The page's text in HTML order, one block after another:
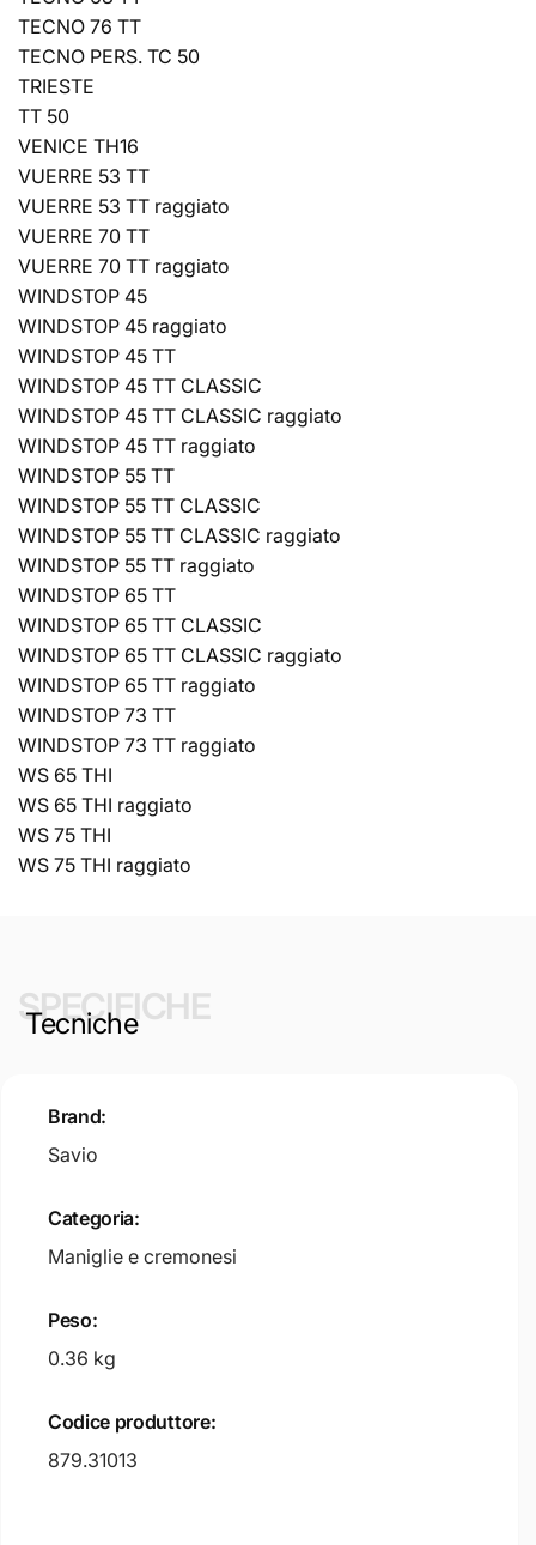
TECNO 76 TT
TECNO PERS. TC 50
TRIESTE
TT 50
VENICE TH16
VUERRE 53 TT
VUERRE 53 TT raggiato
VUERRE 70 TT
VUERRE 70 TT raggiato
WINDSTOP 45
WINDSTOP 45 raggiato
WINDSTOP 45 TT
WINDSTOP 45 TT CLASSIC
WINDSTOP 45 TT CLASSIC raggiato
WINDSTOP 45 TT raggiato
WINDSTOP 55 TT
WINDSTOP 55 TT CLASSIC
WINDSTOP 55 TT CLASSIC raggiato
WINDSTOP 55 TT raggiato
WINDSTOP 65 TT
WINDSTOP 65 TT CLASSIC
WINDSTOP 65 TT CLASSIC raggiato
WINDSTOP 65 TT raggiato
WINDSTOP 73 TT
WINDSTOP 73 TT raggiato
WS 65 THI
WS 65 THI raggiato
WS 75 THI
WS 75 THI raggiato
SPECIFICHE
Tecniche
Brand:
Savio
Categoria:
Maniglie e cremonesi
Peso:
0.36 kg
Codice produttore:
879.31013